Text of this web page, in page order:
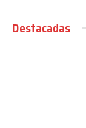
Destacadas